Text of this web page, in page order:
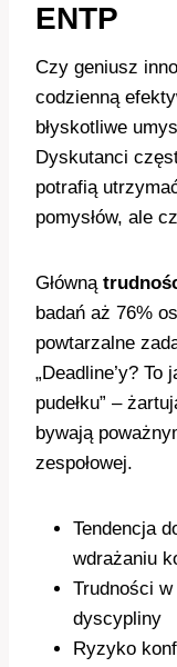
ENTP
Czy geniusz
codzienną
błyskotliwe
Dyskutanci
potrafią
pomysłów, ale
Główną
badań aż 76%
powtarzalne
„Deadline’y?
pudełku” –
bywają
zespołowej.
Tendencja
wdrażaniu
Trudności w
dyscypliny
Ryzyko